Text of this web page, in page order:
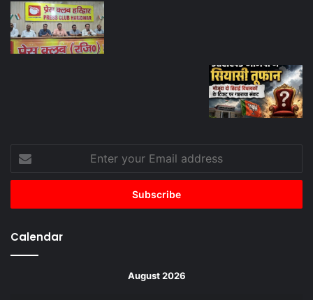
your
Email
Calendar
August 2026